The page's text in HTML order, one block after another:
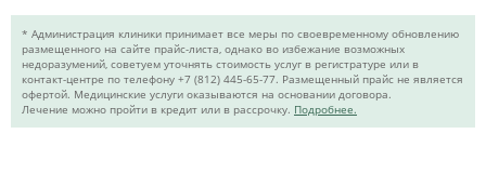
* Администрация клиники принимает все меры по своевременному обновлению
размещенного на сайте прайс-листа, однако во избежание возможных
недоразумений, советуем уточнять стоимость услуг в регистратуре или в
контакт-центре по телефону +7 (812) 445-65-77. Размещенный прайс не является
офертой. Медицинские услуги оказываются на основании договора.
Лечение можно пройти в кредит или в рассрочку. Подробнее.